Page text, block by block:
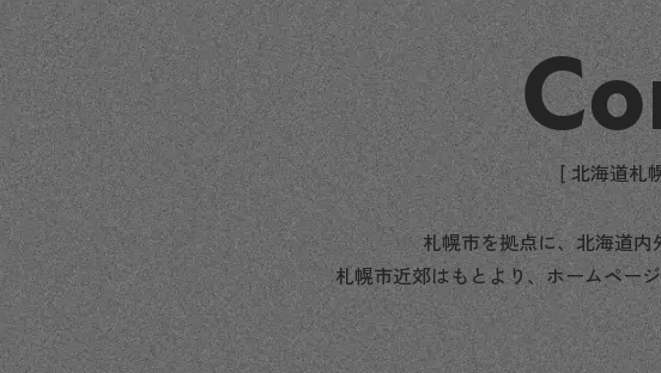
[ 北海道札
札幌市を拠点に、北海道
札幌市近郊はもとより、ホームペー